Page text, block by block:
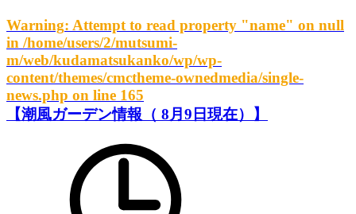
Warning: Attempt to read property "name" on null
in /home/users/2/mutsumi-
m/web/kudamatsukanko/wp/wp-
content/themes/cmctheme-ownedmedia/single-
news.php on line 165
【潮風ガーデン情報（ 8月9日現在）】